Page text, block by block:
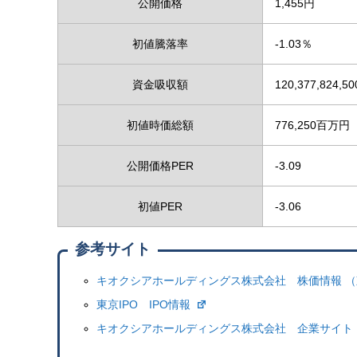
公開価格 1,455円
初値騰落率 -1.03％
資金吸収額
初値時価総額 776,250百万円
公開価格PER -3.09
初値PER -3.06
参考サイト
キオクシアホールディングス株式会社 株価情報 （
東京IPO IPO情報
キオクシアホールディングス株式会社 企業サイト